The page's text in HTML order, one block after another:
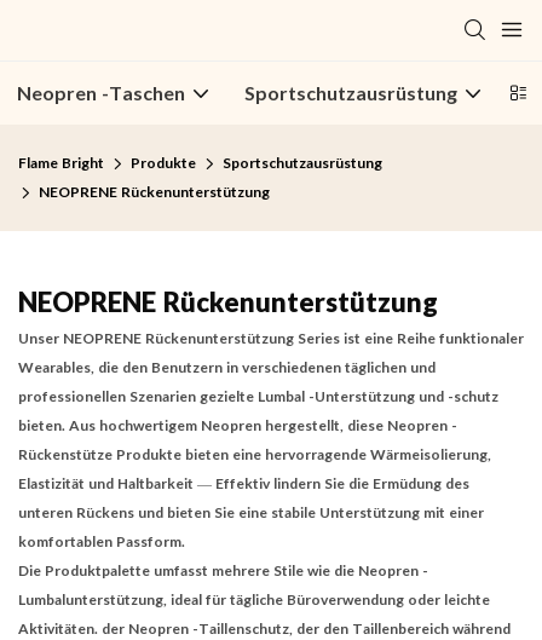
Neopren -Taschen Sportschutzausrüstung
Flame Bright Produkte
Sportschutzausrüstung
NEOPRENE Rückenunterstützung
NEOPRENE Rückenunterstützung
Unser NEOPRENE Rückenunterstützung Series ist eine Reihe funktionaler
Wearables, die den Benutzern in verschiedenen täglichen und
professionellen Szenarien gezielte Lumbal -Unterstützung und -schutz
bieten. Aus hochwertigem Neopren hergestellt, diese Neopren -
Rückenstütze Produkte bieten eine hervorragende Wärmeisolierung,
Elastizität und Haltbarkeit — Effektiv lindern Sie die Ermüdung des
unteren Rückens und bieten Sie eine stabile Unterstützung mit einer
komfortablen Passform.
Die Produktpalette umfasst mehrere Stile wie die Neopren -
Lumbalunterstützung, ideal für tägliche Büroverwendung oder leichte
Aktivitäten. der Neopren -Taillenschutz, der den Taillenbereich während